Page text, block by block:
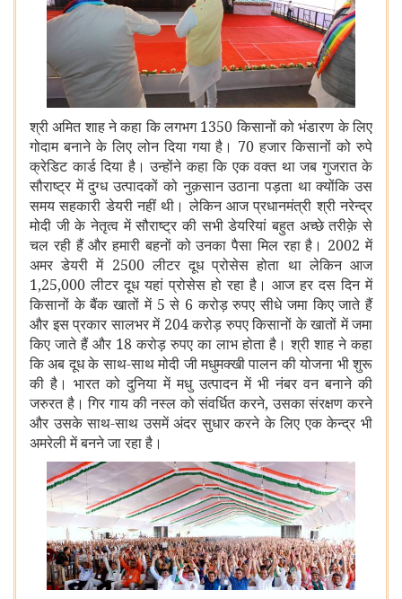
श्री अमित शाह ने कहा कि लगभग 1350 किसानों को भंडारण के लिए
गोदाम बनाने के लिए लोन दिया गया है। 70 हजार किसानों को रुपे
क्रेडिट कार्ड दिया है। उन्होंने कहा कि एक वक्त था जब गुजरात के
सौराष्ट्र में दुग्ध उत्पादकों को नुक़सान उठाना पड़ता था क्योंकि उस
समय सहकारी डेयरी नहीं थी। लेकिन आज प्रधानमंत्री श्री नरेन्द्र
मोदी जी के नेतृत्व में सौराष्ट्र की सभी डेयरियां बहुत अच्छे तरीक़े से
चल रही हैं और हमारी बहनों को उनका पैसा मिल रहा है। 2002 में
अमर डेयरी में 2500 लीटर दूध प्रोसेस होता था लेकिन आज
1,25,000 लीटर दूध यहां प्रोसेस हो रहा है। आज हर दस दिन में
किसानों के बैंक खातों में 5 से 6 करोड़ रुपए सीधे जमा किए जाते हैं
और इस प्रकार सालभर में 204 करोड़ रुपए किसानों के खातों में जमा
किए जाते हैं और 18 करोड़ रुपए का लाभ होता है। श्री शाह ने कहा
कि अब दूध के साथ-साथ मोदी जी मधुमक्खी पालन की योजना भी शुरू
की है। भारत को दुनिया में मधु उत्पादन में भी नंबर वन बनाने की
जरुरत है। गिर गाय की नस्ल को संवर्धित करने, उसका संरक्षण करने
और उसके साथ-साथ उसमें अंदर सुधार करने के लिए एक केन्द्र भी
अमरेली में बनने जा रहा है।